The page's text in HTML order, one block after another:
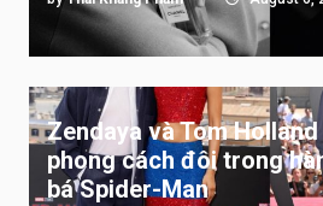
Zendaya và Tom
phong cách đôi trong
bá Spider-Man